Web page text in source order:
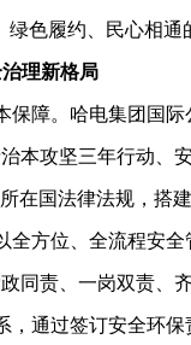
色履约、民心相通
理新格局
保障。哈电集团国
本攻坚三年行动、
在国法律法规，搭
方位、全流程安全
同责、一岗双责、
，通过签订安全环